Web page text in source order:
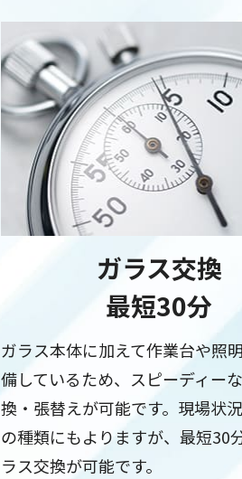
ガラス交換
最短30分
ガラス本体に加えて作業台や照
備しているため、スピーディー
換・張替えが可能です。現場状
の種類にもよりますが、最短30
ラス交換が可能です。